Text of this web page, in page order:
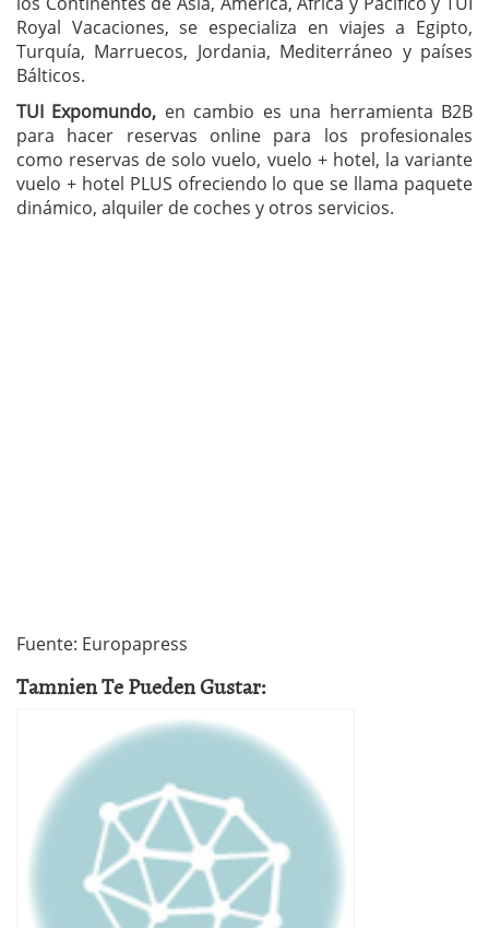
Royal Vacaciones, se especializa en viajes a Egipto,
Turquía, Marruecos, Jordania, Mediterráneo y países
Bálticos.
TUI Expomundo, en cambio es una herramienta B2B
para hacer reservas online para los profesionales
como reservas de solo vuelo, vuelo + hotel, la variante
vuelo + hotel PLUS ofreciendo lo que se llama paquete
dinámico, alquiler de coches y otros servicios.
Fuente: Europapress
Tamnien Te Pueden Gustar: